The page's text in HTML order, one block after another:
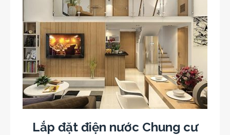
Lắp đặt điện nước Chung cư